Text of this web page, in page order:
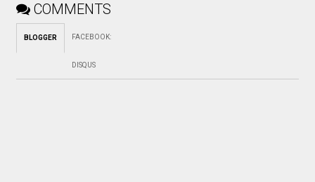
COMMENTS
BLOGGER FACEBOOK:
DISQUS